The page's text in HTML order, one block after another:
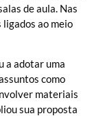
de aula. Nas
ao meio
a adotar uma
como
materiais
sua proposta